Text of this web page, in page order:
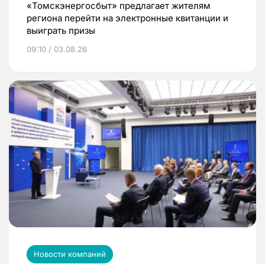
«Томскэнергосбыт» предлагает жителям
региона перейти на электронные квитанции и
выиграть призы
09:10 / 03.08.26
Новости компаний